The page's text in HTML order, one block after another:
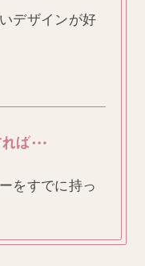
デザインが好
れば…
をすでに持っ